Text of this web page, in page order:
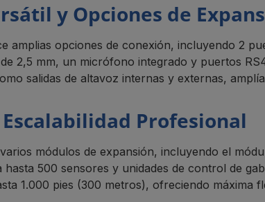
y Opciones de
amplias opciones de conexión, incluyendo 2
2,5 mm, un micrófono integrado y puertos
salidas de altavoz internas y externas,
Profesional
módulos de expansión, incluyendo el
hasta 500 sensores y unidades de control de
1.000 pies (300 metros), ofreciendo máxima